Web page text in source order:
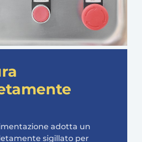
adotta un
sigillato per